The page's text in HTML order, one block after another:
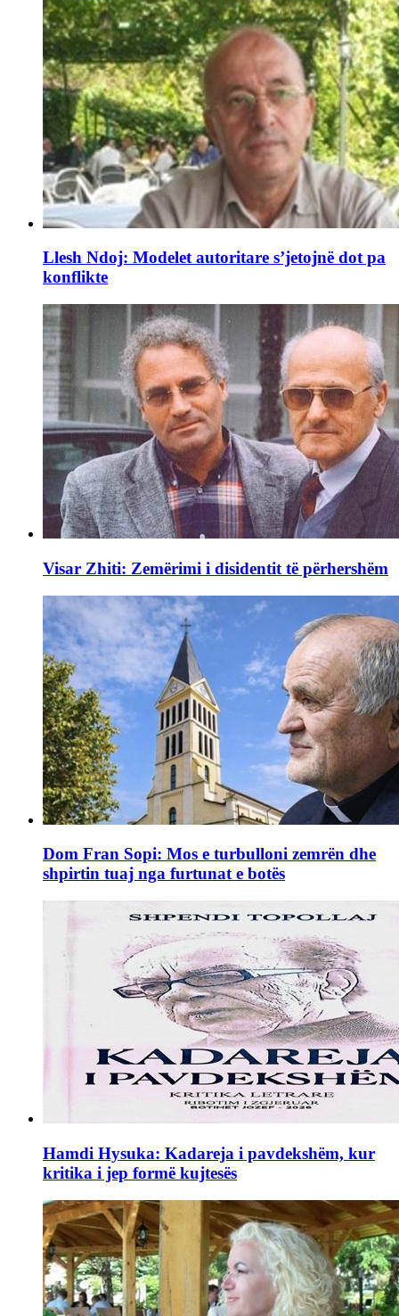
Llesh Ndoj: Modelet autoritare s’jetojnë dot pa
konflikte
Visar Zhiti: Zemërimi i disidentit të përhershëm
Dom Fran Sopi: Mos e turbulloni zemrën dhe
shpirtin tuaj nga furtunat e botës
Hamdi Hysuka: Kadareja i pavdekshëm, kur
kritika i jep formë kujtesës